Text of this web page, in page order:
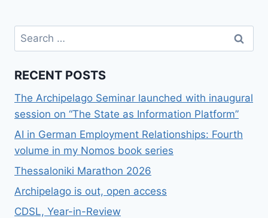
Search
for:
RECENT POSTS
The Archipelago Seminar launched with inaugural
session on “The State as Information Platform”
AI in German Employment Relationships: Fourth
volume in my Nomos book series
Thessaloniki Marathon 2026
Archipelago is out, open access
CDSL, Year-in-Review